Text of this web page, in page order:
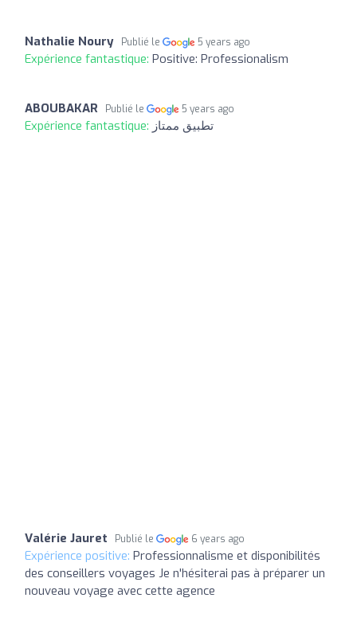
Nathalie Noury Publié le 5 years ago
Expérience fantastique: Positive: Professionalism
ABOUBAKAR Publié le 5 years ago
Expérience fantastique: تطبيق ممتاز
Valérie Jauret Publié le 6 years ago
Expérience positive: Professionnalisme et disponibilités
des conseillers voyages Je n'hésiterai pas à préparer un
nouveau voyage avec cette agence